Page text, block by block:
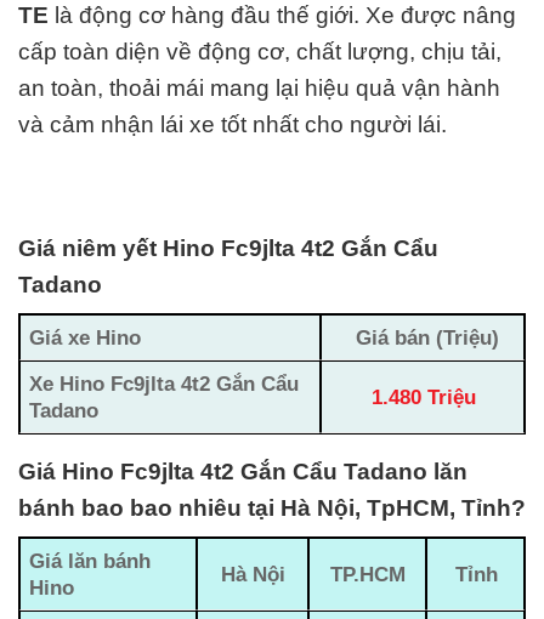
TE là động cơ hàng đầu thế giới. Xe được nâng
cấp toàn diện về động cơ, chất lượng, chịu tải,
an toàn, thoải mái mang lại hiệu quả vận hành
và cảm nhận lái xe tốt nhất cho người lái.
Giá niêm yết Hino Fc9jlta 4t2 Gắn Cẩu
Tadano
Giá xe Hino
Giá bán (Triệu)
Xe Hino Fc9jlta 4t2 Gắn Cẩu
Tadano
1.480 Triệu
Giá Hino Fc9jlta 4t2 Gắn Cẩu Tadano lăn
bánh bao bao nhiêu tại Hà Nội, TpHCM, Tỉnh?
Giá lăn bánh
Hino
Hà Nội TP.HCM Tỉnh